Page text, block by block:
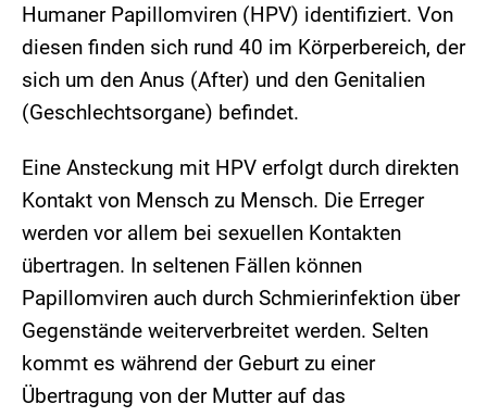
Humaner Papillomviren (HPV) identifiziert. Von
diesen finden sich rund 40 im Körperbereich, der
sich um den Anus (After) und den Genitalien
(Geschlechtsorgane) befindet.
Eine Ansteckung mit HPV erfolgt durch direkten
Kontakt von Mensch zu Mensch. Die Erreger
werden vor allem bei sexuellen Kontakten
übertragen. In seltenen Fällen können
Papillomviren auch durch Schmierinfektion über
Gegenstände weiterverbreitet werden. Selten
kommt es während der Geburt zu einer
Übertragung von der Mutter auf das